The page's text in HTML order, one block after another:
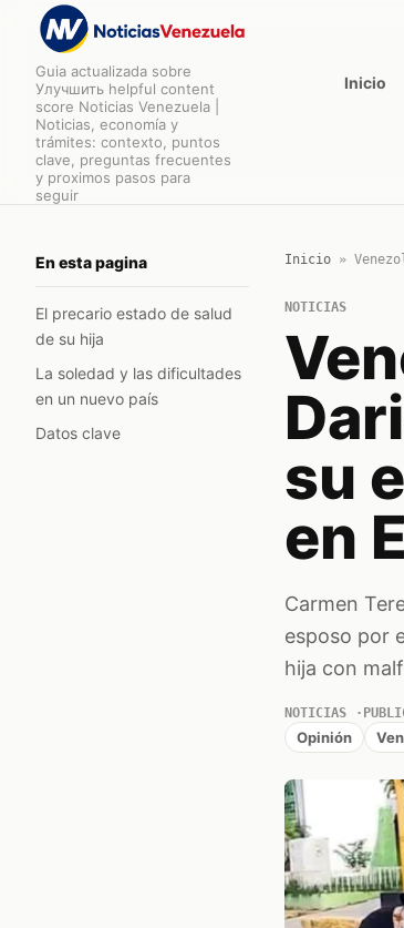
Guia actualizada sobre
Улучшить helpful content
score Noticias Venezuela |
Noticias, economía y
trámites: contexto, puntos
clave, preguntas frecuentes
y proximos pasos para
seguir
Inicio
En esta pagina
El precario estado de salud
de su hija
La soledad y las dificultades
en un nuevo país
Datos clave
Inicio»
NOTICIAS
su
en
Carmen
esposo por
hija con
NOTICIAS
Opinión